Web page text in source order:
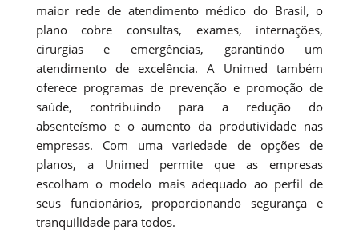
maior rede de atendimento médico do Brasil, o
plano cobre consultas, exames, internações,
cirurgias e emergências, garantindo um
atendimento de excelência. A Unimed também
oferece programas de prevenção e promoção de
saúde, contribuindo para a redução do
absenteísmo e o aumento da produtividade nas
empresas. Com uma variedade de opções de
planos, a Unimed permite que as empresas
escolham o modelo mais adequado ao perfil de
seus funcionários, proporcionando segurança e
tranquilidade para todos.